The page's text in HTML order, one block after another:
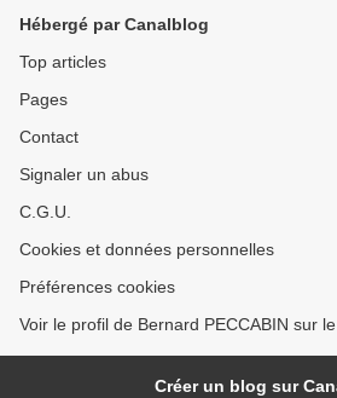
Hébergé par Canalblog
Top articles
Pages
Contact
Signaler un abus
C.G.U.
Cookies et données personnelles
Préférences cookies
Voir le profil de Bernard PECCABIN sur
Créer un blog sur